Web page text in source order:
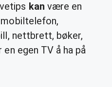
kan være en
nettbrett, bøker,
egen TV å ha på